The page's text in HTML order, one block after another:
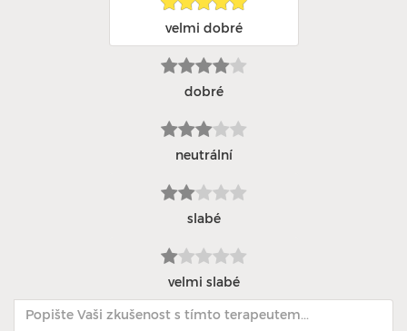
velmi dobré
dobré
neutrální
slabé
velmi slabé